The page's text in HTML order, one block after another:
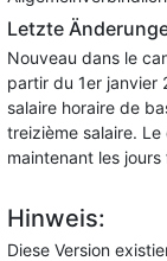
Letzte
Nouveau dans le
partir du 1er janvier
salaire horaire de
treizième salaire.
maintenant les
Hinweis:
Diese Version